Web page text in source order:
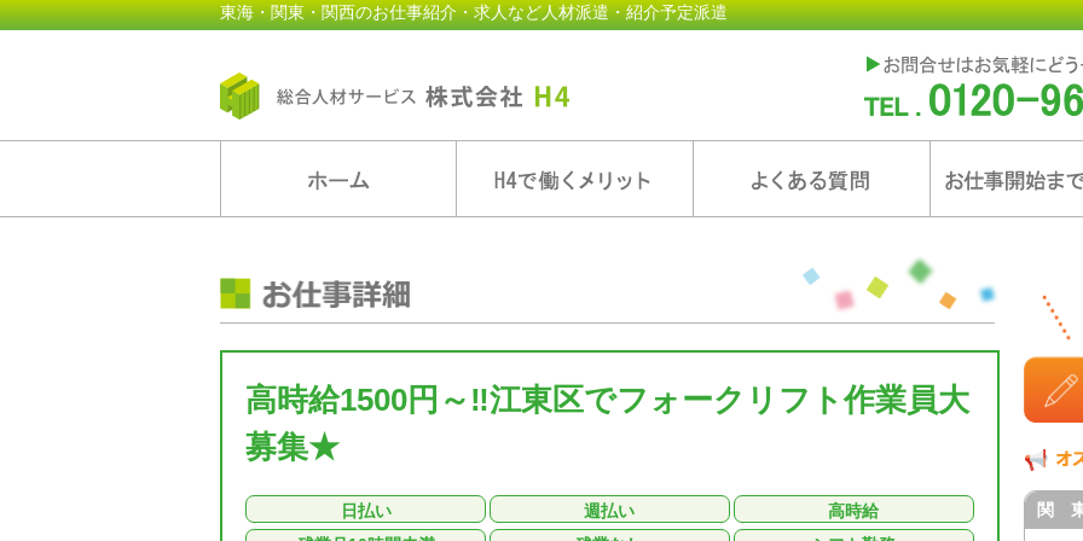
東海・関東・関西のお仕事紹介・求人など人材派遣・紹介予定派遣
高時給1500円～‼江東区でフォークリフト作業員大
募集★
日払い 週払い
高時給
関